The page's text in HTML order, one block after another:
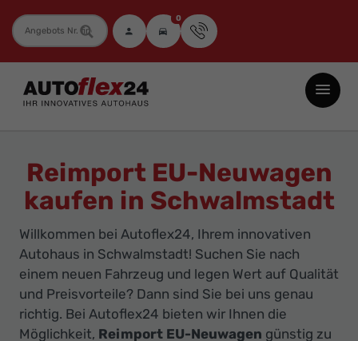
Fahrzeugnummer 0
Autoflex24
GmbH
Neuwagen
Jahreswagen
Gebrauchtwagen
zu
Top-
Preisen
Reimport EU-Neuwagen
kaufen in Schwalmstadt
Willkommen bei Autoflex24, Ihrem innovativen
Autohaus in Schwalmstadt! Suchen Sie nach
einem neuen Fahrzeug und legen Wert auf Qualität
und Preisvorteile? Dann sind Sie bei uns genau
richtig. Bei Autoflex24 bieten wir Ihnen die
Möglichkeit, Reimport EU-Neuwagen günstig zu